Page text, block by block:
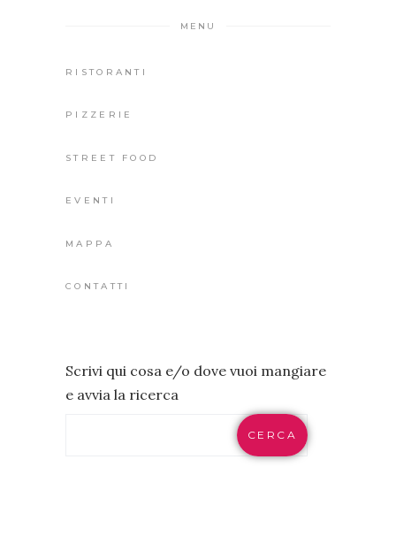
MENU
RISTORANTI
PIZZERIE
STREET FOOD
EVENTI
MAPPA
CONTATTI
Scrivi qui cosa e/o dove vuoi mangiare
e avvia la ricerca
CERCA